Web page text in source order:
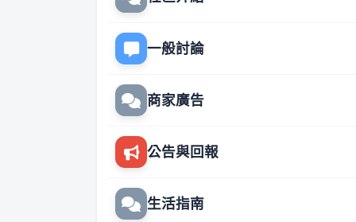
一般討論
商家廣告
公告與回報
生活指南